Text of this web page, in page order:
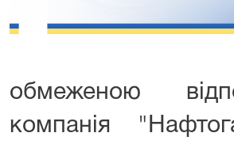
обмеженою
компанія